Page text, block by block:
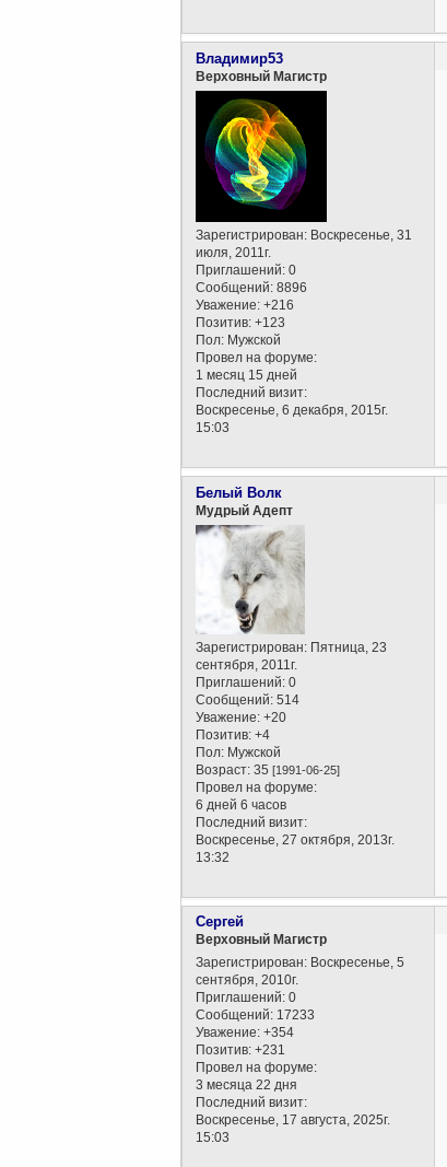
Владимир53
Верховный Магистр
Зарегистрирован: Воскресенье, 31
июля, 2011г.
Приглашений: 0
Сообщений: 8896
Уважение: +216
Позитив: +123
Пол: Мужской
Провел на форуме:
1 месяц 15 дней
Последний визит:
Воскресенье, 6 декабря, 2015г.
15:03
Белый Волк
Мудрый Адепт
Зарегистрирован: Пятница, 23
сентября, 2011г.
Приглашений: 0
Сообщений: 514
Уважение: +20
Позитив: +4
Пол: Мужской
Возраст: 35[1991-06-25]
Провел на форуме:
6 дней 6 часов
Последний визит:
Воскресенье, 27 октября, 2013г.
13:32
Сергей
Верховный Магистр
Зарегистрирован: Воскресенье, 5
сентября, 2010г.
Приглашений: 0
Сообщений: 17233
Уважение: +354
Позитив: +231
Провел на форуме:
3 месяца 22 дня
Последний визит:
Воскресенье, 17 августа, 2025г.
15:03